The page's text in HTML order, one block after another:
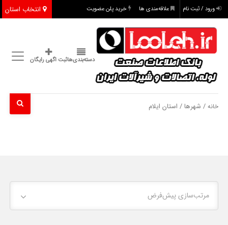
انتخاب استان ورود / ثبت نام علاقه‌مندی ها خرید پلن عضویت
دسته‌بندی‌هاثبت اگهی رایگان
خانه / شهرها / استان ایلام
مرتب‌سازی پیش‌فرض